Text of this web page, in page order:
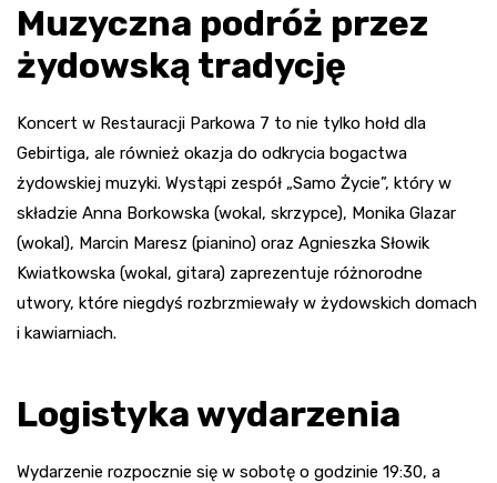
Muzyczna podróż przez
żydowską tradycję
Koncert w Restauracji Parkowa 7 to nie tylko hołd dla
Gebirtiga, ale również okazja do odkrycia bogactwa
żydowskiej muzyki. Wystąpi zespół „Samo Życie”, który w
składzie Anna Borkowska (wokal, skrzypce), Monika Glazar
(wokal), Marcin Maresz (pianino) oraz Agnieszka Słowik
Kwiatkowska (wokal, gitara) zaprezentuje różnorodne
utwory, które niegdyś rozbrzmiewały w żydowskich domach
i kawiarniach.
Logistyka wydarzenia
Wydarzenie rozpocznie się w sobotę o godzinie 19:30, a